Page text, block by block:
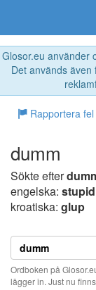
Glosor.eu använder
Det används
Rapportera fel
dumm
Sökte efter
engelska: stupid
kroatiska: glup
Ordboken på
lägger in. Just nu